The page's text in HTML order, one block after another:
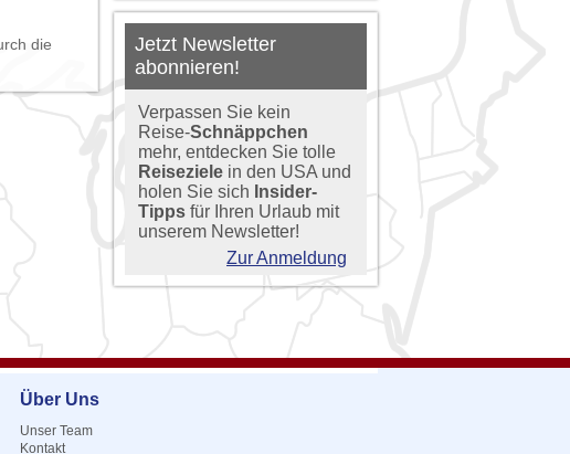
die
Jetzt Newsletter
abonnieren!
Verpassen Sie kein
Reise-Schnäppchen
mehr, entdecken Sie tolle
Reiseziele in den USA und
holen Sie sich Insider-
Tipps für Ihren Urlaub mit
unserem Newsletter!
Zur Anmeldung
Über Uns
Unser Team
Kontakt